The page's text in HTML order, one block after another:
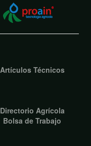
Artículos Técnicos
Directorio Agrícola
Bolsa de Trabajo